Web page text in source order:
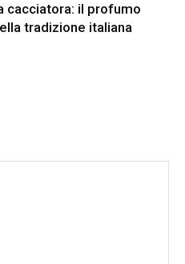
cacciatora: il profumo
tradizione italiana